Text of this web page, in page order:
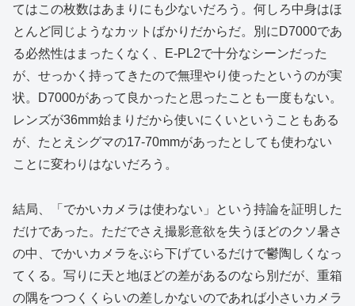
てはこの枚数はあまりにも少ないだろう。何しろ中身はほ
とんど同じようなカットばかりだからだ。別にD7000であ
る必然性はまったくなく、E-PL2で十分なシーンだった
が、せっかく持ってきたので無理やり使ったというのが実
状。D7000があって良かったと思ったことも一度もない。
レンズが36mm始まりだから使いにくいということもある
が、たとえシグマの17-70mmがあったとしても使わない
ことに変わりはないだろう。
結局、「でかいカメラは使わない」という持論を証明した
だけであった。ただでさえ撮影意欲を失うほどのクソ暑さ
の中、でかいカメラをぶら下げているだけで鬱陶しくなっ
てくる。写りに天と地ほどの差があるのなら別だが、重箱
の隅をつつくくらいの差しかないのであれば小さいカメラ